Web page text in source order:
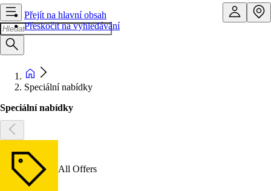
Přejít na hlavní obsah
Přeskočit na vyhledávání
Speciální nabídky
Speciální nabídky
All Offers